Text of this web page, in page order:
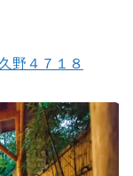
野４７１８